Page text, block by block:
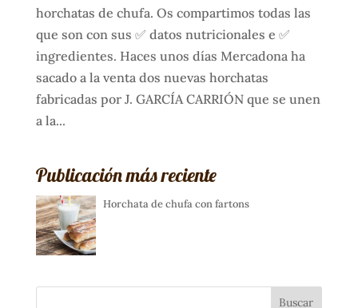
horchatas de chufa. Os compartimos todas las
que son con sus ✅ datos nutricionales e ✅
ingredientes. Haces unos días Mercadona ha
sacado a la venta dos nuevas horchatas
fabricadas por J. GARCÍA CARRIÓN que se unen
a la...
Publicación más reciente
Horchata de chufa con fartons